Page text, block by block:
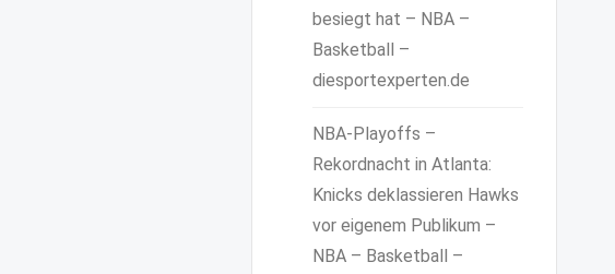
besiegt hat – NBA –
Basketball –
diesportexperten.de
NBA-Playoffs –
Rekordnacht in Atlanta:
Knicks deklassieren Hawks
vor eigenem Publikum –
NBA – Basketball –